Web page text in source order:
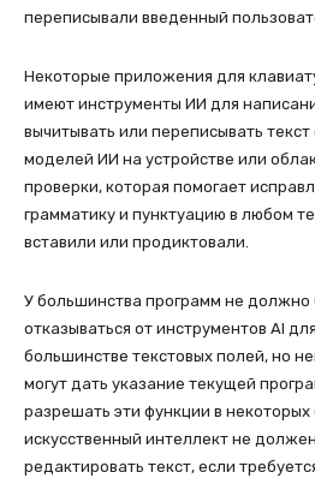
переписывали введенный
Некоторые приложения для
имеют инструменты ИИ для
вычитывать или переписывать
моделей ИИ на устройстве или
проверки, которая помогает
грамматику и пунктуацию в любом
вставили или продиктовали.
У большинства программ не должно
отказываться от инструментов AI
большинстве текстовых полей, но
могут дать указание текущей
разрешать эти функции в
искусственный интеллект не
редактировать текст, если